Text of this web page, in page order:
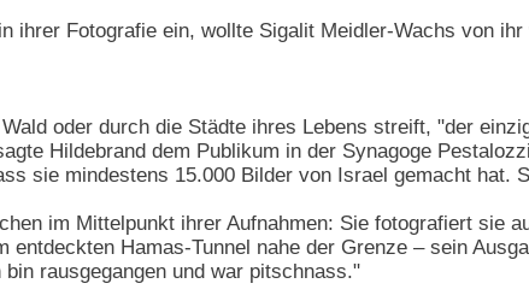
ihrer Fotografie ein, wollte Sigalit Meidler-Wachs von ihr
oder durch die Städte ihres Lebens streift, "der
Hildebrand dem Publikum in der Synagoge
sie mindestens 15.000 Bilder von Israel gemacht hat.
im Mittelpunkt ihrer Aufnahmen: Sie fotografiert sie
entdeckten Hamas-Tunnel nahe der Grenze – sein
rausgegangen und war pitschnass."